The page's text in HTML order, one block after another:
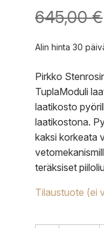
645,00€
Alin hinta 30
Pirkko
TuplaModuli
laatikosto
laatikostona.
kaksi korkeata
teräksiset
Tilaustuote (ei